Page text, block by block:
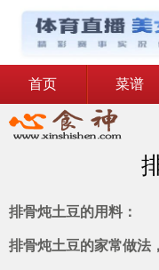
首页 菜谱
排骨炖土豆的用料：
排骨炖土豆的家常做法